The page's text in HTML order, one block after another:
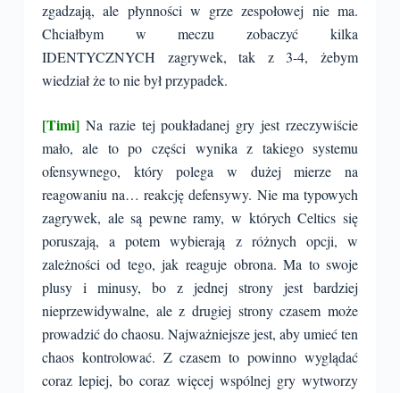
zgadzają, ale płynności w grze zespołowej nie ma.
Chciałbym w meczu zobaczyć kilka
IDENTYCZNYCH zagrywek, tak z 3-4, żebym
wiedział że to nie był przypadek.
[Timi] Na razie tej poukładanej gry jest rzeczywiście
mało, ale to po części wynika z takiego systemu
ofensywnego, który polega w dużej mierze na
reagowaniu na… reakcję defensywy. Nie ma typowych
zagrywek, ale są pewne ramy, w których Celtics się
poruszają, a potem wybierają z różnych opcji, w
zależności od tego, jak reaguje obrona. Ma to swoje
plusy i minusy, bo z jednej strony jest bardziej
nieprzewidywalne, ale z drugiej strony czasem może
prowadzić do chaosu. Najważniejsze jest, aby umieć ten
chaos kontrolować. Z czasem to powinno wyglądać
coraz lepiej, bo coraz więcej wspólnej gry wytworzy